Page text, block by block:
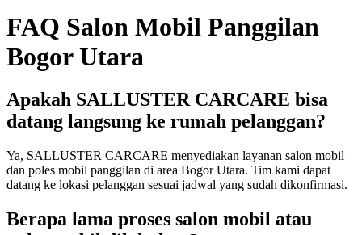
FAQ Salon Mobil Panggilan
Bogor Utara
Apakah SALLUSTER CARCARE bisa
datang langsung ke rumah pelanggan?
Ya, SALLUSTER CARCARE menyediakan layanan salon mobil
dan poles mobil panggilan di area Bogor Utara. Tim kami dapat
datang ke lokasi pelanggan sesuai jadwal yang sudah dikonfirmasi.
Berapa lama proses salon mobil atau